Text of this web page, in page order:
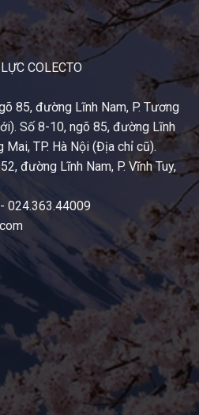
COLECTO
85, đường Lĩnh Nam, P. Tương
Số 8-10, ngõ 85, đường Lĩnh
Mai, TP. Hà Nội (Địa chỉ cũ).
đường Lĩnh Nam, P. Vĩnh Tuy,
024.363.44009